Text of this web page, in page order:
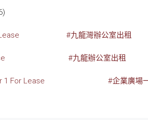
#九龍灣辦公室出租
#九龍辦公室出租
1 For Lease #企業廣場